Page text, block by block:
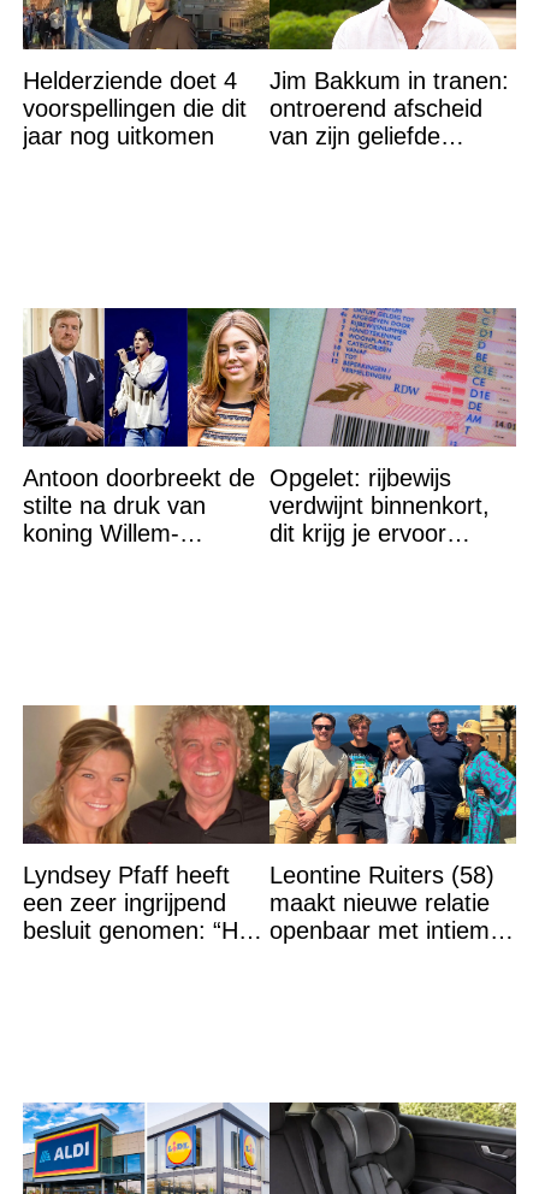
Helderziende doet 4
voorspellingen die dit
jaar nog uitkomen
Jim Bakkum in tranen:
ontroerend afscheid
van zijn geliefde
Antoon doorbreekt de
stilte na druk van
koning Willem-
Opgelet: rijbewijs
verdwijnt binnenkort,
dit krijg je ervoor
Lyndsey Pfaff heeft
een zeer ingrijpend
besluit genomen: “Het
Leontine Ruiters (58)
maakt nieuwe relatie
openbaar met intieme